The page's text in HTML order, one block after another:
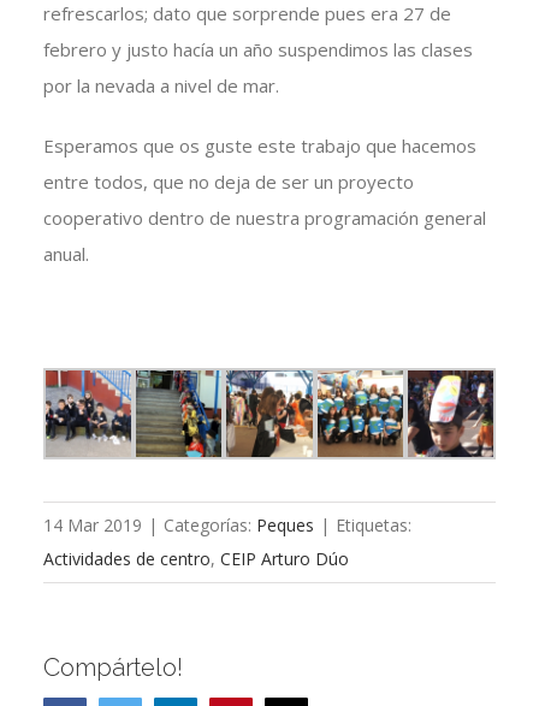
refrescarlos; dato que sorprende pues era 27 de
febrero y justo hacía un año suspendimos las clases
por la nevada a nivel de mar.
Esperamos que os guste este trabajo que hacemos
entre todos, que no deja de ser un proyecto
cooperativo dentro de nuestra programación general
anual.
14 Mar 2019 | Categorías: Peques | Etiquetas:
Actividades de centro, CEIP Arturo Dúo
Compártelo!